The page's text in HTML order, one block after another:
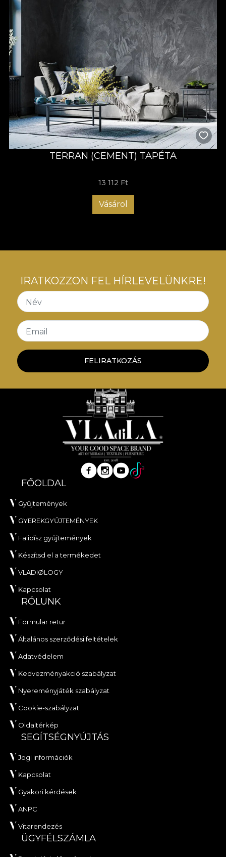
TERRAN (CEMENT) TAPÉTA
13 112 Ft
Vásárol
IRATKOZZON FEL HÍRLEVELÜNKRE!
Név
Email
FELIRATKOZÁS
FŐOLDAL
Gyűjtemények
GYEREKGYŰJTEMÉNYEK
Falidísz gyűjtemények
Készítsd el a termékedet
VLADIØLOGY
Kapcsolat
RÓLUNK
Formular retur
Általános szerződési feltételek
Adatvédelem
Kedvezményakció szabályzat
Nyereményjáték szabályzat
Cookie-szabályzat
Oldaltérkép
SEGÍTSÉGNYÚJTÁS
Jogi információk
Kapcsolat
Gyakori kérdések
ANPC
Vitarendezés
ÜGYFÉLSZÁMLA